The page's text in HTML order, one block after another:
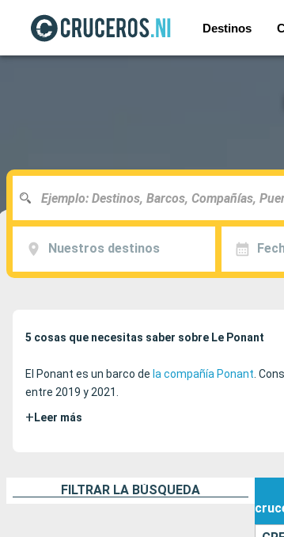
Destinos
Nuestros destinos
5 cosas que necesitas saber sobre Le Ponant
El Ponant es un barco de la compañía Ponant .
entre 2019 y 2021.
+ Leer más
FILTRAR LA BÚSQUEDA